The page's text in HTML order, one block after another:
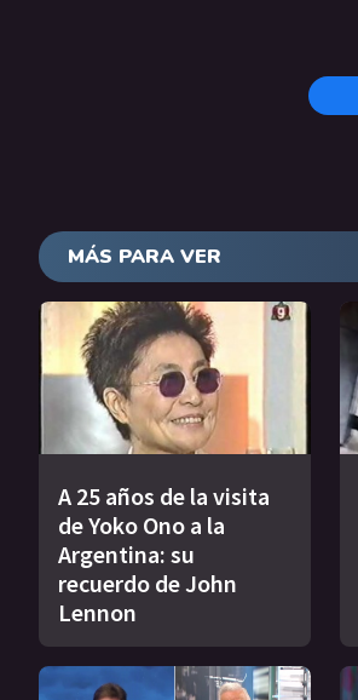
MÁS PARA VER
A 25 años de la visita
de Yoko Ono a la
Argentina: su
recuerdo de John
Lennon